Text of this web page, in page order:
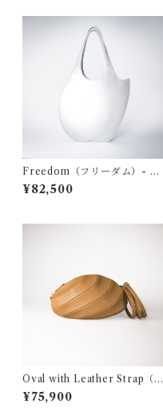
Freedom（フリーダム）- w
hite
¥82,500
Oval with Leather Strap（オ
ーバル ウィズ レザー ストラッ
プ）- Brown
¥75,900